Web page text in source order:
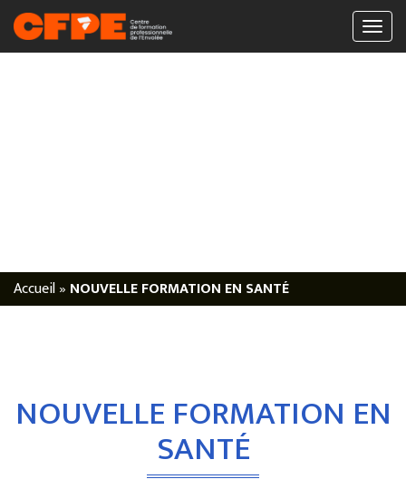
Accueil» NOUVELLE FORMATION EN SANTÉ
NOUVELLE FORMATION EN
SANTÉ